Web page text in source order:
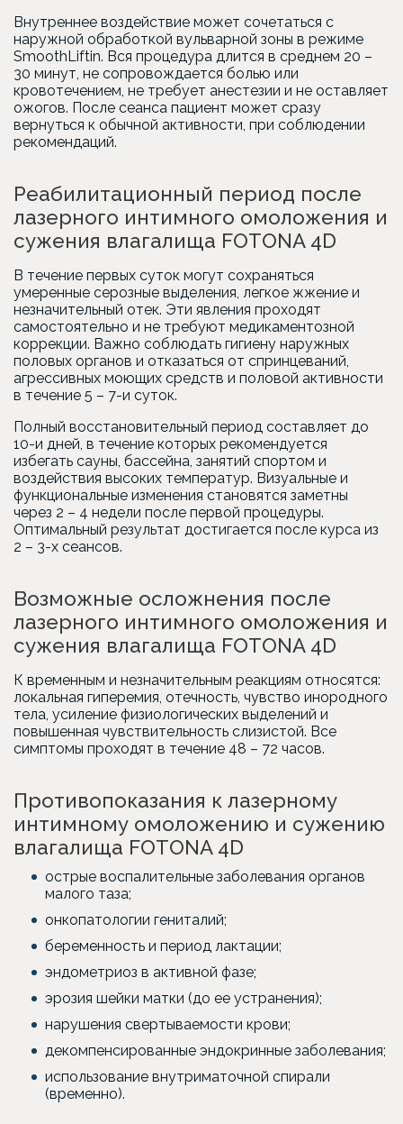
Внутреннее воздействие может сочетаться с
наружной обработкой вульварной зоны в режиме
SmoothLiftin. Вся процедура длится в среднем 20 –
30 минут, не сопровождается болью или
кровотечением, не требует анестезии и не оставляет
ожогов. После сеанса пациент может сразу
вернуться к обычной активности, при соблюдении
рекомендаций.
Реабилитационный период после
лазерного интимного омоложения и
сужения влагалища FOTONA 4D
В течение первых суток могут сохраняться
умеренные серозные выделения, легкое жжение и
незначительный отек. Эти явления проходят
самостоятельно и не требуют медикаментозной
коррекции. Важно соблюдать гигиену наружных
половых органов и отказаться от спринцеваний,
агрессивных моющих средств и половой активности
в течение 5 – 7-и суток.
Полный восстановительный период составляет до
10-и дней, в течение которых рекомендуется
избегать сауны, бассейна, занятий спортом и
воздействия высоких температур. Визуальные и
функциональные изменения становятся заметны
через 2 – 4 недели после первой процедуры.
Оптимальный результат достигается после курса из
2 – 3-х сеансов.
Возможные осложнения после
лазерного интимного омоложения и
сужения влагалища FOTONA 4D
К временным и незначительным реакциям относятся:
локальная гиперемия, отечность, чувство инородного
тела, усиление физиологических выделений и
повышенная чувствительность слизистой. Все
симптомы проходят в течение 48 – 72 часов.
Противопоказания к лазерному
интимному омоложению и сужению
влагалища FOTONA 4D
острые воспалительные заболевания органов
малого таза;
онкопатологии гениталий;
беременность и период лактации;
эндометриоз в активной фазе;
эрозия шейки матки (до ее устранения);
нарушения свертываемости крови;
декомпенсированные эндокринные заболевания;
использование внутриматочной спирали
(временно).